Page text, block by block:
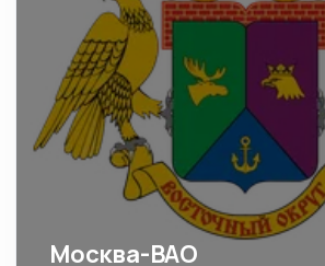
Москва-ВАО